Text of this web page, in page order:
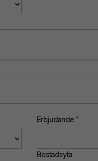
Erbjudande *
Bostadsyta